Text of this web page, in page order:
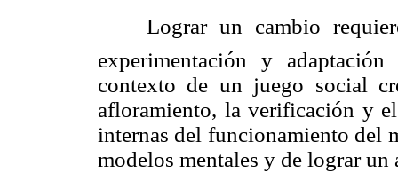
Lograr un cambio
experimentación y
contexto de un juego social
afloramiento, la verificación y
internas del funcionamiento del
modelos mentales y de lograr